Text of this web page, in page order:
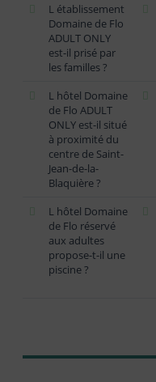
L établissement
Domaine de Flo
ADULT ONLY
est-il prisé par
les familles ?
L hôtel Domaine
de Flo ADULT
ONLY est-il situé
à proximité du
centre de Saint-
Jean-de-la-
Blaquière ?
L hôtel Domaine
de Flo réservé
aux adultes
propose-t-il une
piscine ?